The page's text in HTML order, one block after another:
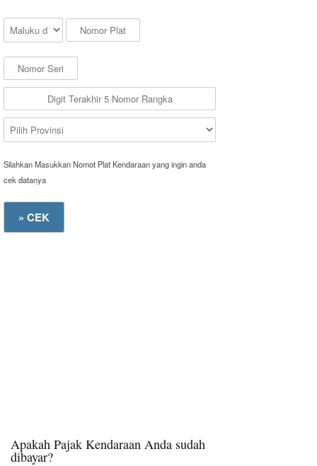
Silahkan Masukkan Nomot Plat Kendaraan yang ingin anda
cek datanya
Apakah Pajak Kendaraan Anda sudah
dibayar?